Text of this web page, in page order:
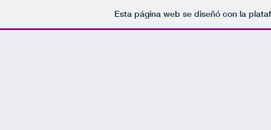
Esta página web se diseñó con la